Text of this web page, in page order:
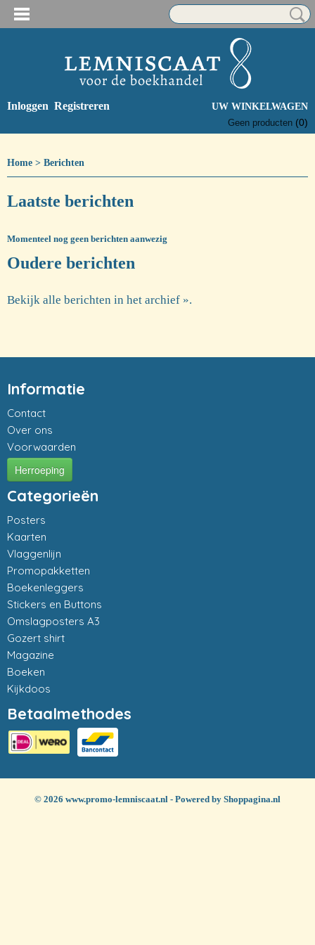
Inloggen Registreren
UW WINKELWAGEN
Geen producten (0)
Home > Berichten
Laatste berichten
Momenteel nog geen berichten aanwezig
Oudere berichten
Bekijk alle berichten in het archief ».
Informatie
Contact
Over ons
Voorwaarden
Herroeping
Categorieën
Posters
Kaarten
Vlaggenlijn
Promopakketten
Boekenleggers
Stickers en Buttons
Omslagposters A3
Gozert shirt
Magazine
Boeken
Kijkdoos
Betaalmethodes
© 2026 www.promo-lemniscaat.nl - Powered by Shoppagina.nl